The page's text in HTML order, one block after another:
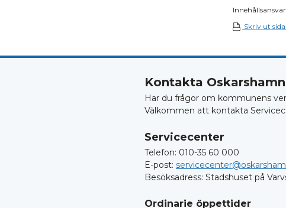
Skriv ut
Kontakta
Har du frågor om kommunens
Välkommen att kontakta
Servicecenter
Telefon: 010-35 60 000
E-post:
Besöksadress: Stadshuset på
Ordinarie öppettider